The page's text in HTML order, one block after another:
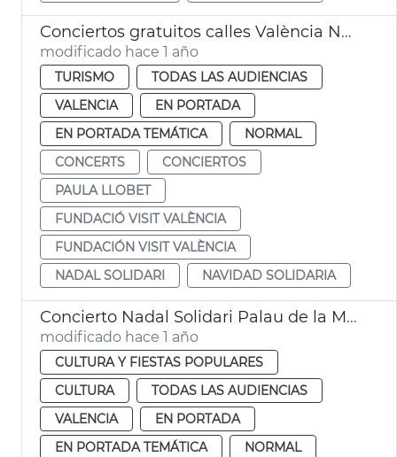
Conciertos gratuitos calles València Navidad Solidaria
modificado hace 1 año
TURISMO
TODAS LAS AUDIENCIAS
VALENCIA
EN PORTADA
EN PORTADA TEMÁTICA
NORMAL
CONCERTS
CONCIERTOS
PAULA LLOBET
FUNDACIÓ VISIT VALÈNCIA
FUNDACIÓN VISIT VALÈNCIA
NADAL SOLIDARI
NAVIDAD SOLIDARIA
Concierto Nadal Solidari Palau de la Música
modificado hace 1 año
CULTURA Y FIESTAS POPULARES
CULTURA
TODAS LAS AUDIENCIAS
VALENCIA
EN PORTADA
EN PORTADA TEMÁTICA
NORMAL